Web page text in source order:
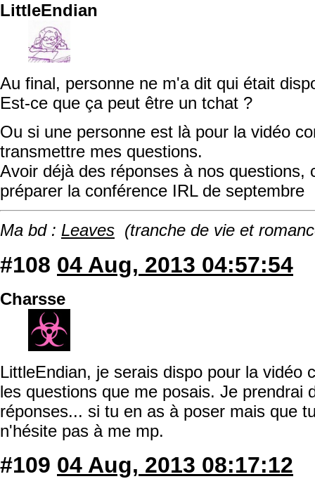
LittleEndian
Au final, personne ne m'a dit qui était
Est-ce que ça peut être un tchat ?
Ou si une personne est là pour la vidéo
transmettre mes questions.
Avoir déjà des réponses à nos questions,
préparer la conférence IRL de septembre
Ma bd : Leaves (tranche de vie et
#108 04 Aug, 2013 04:57:54
Charsse
LittleEndian, je serais dispo pour la vidéo
les questions que me posais. Je prendrai
réponses... si tu en as à poser mais que
n'hésite pas à me mp.
#109 04 Aug, 2013 08:17:12